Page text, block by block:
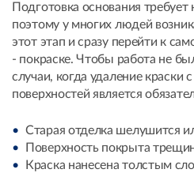
Подготовка основания
поэтому у многих людей
этот этап и сразу перейти к
- покраске. Чтобы работа не
случаи, когда удаление краски
поверхностей является
Старая отделка шелушится
Поверхность покрыта
Краска нанесена толстым